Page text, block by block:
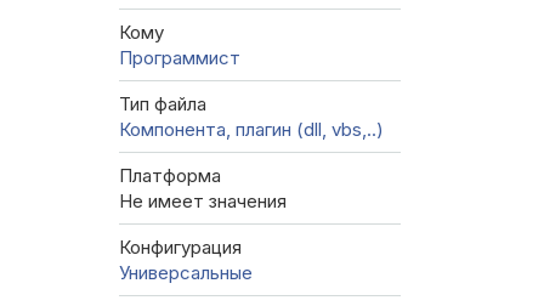
Кому
Программист
Тип файла
Компонента, плагин (dll, vbs,..)
Платформа
Не имеет значения
Конфигурация
Универсальные